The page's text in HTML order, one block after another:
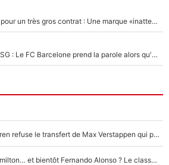
Kylian Mbappé lâche Nike pour un très gros contrat : Une marque «inattendue» va frapper très fort
Ferran Torres a dit oui au PSG : Le FC Barcelone prend la parole alors qu'un transfert de l'attaquant espagnol prend forme
F1 - Une légende de McLaren refuse le transfert de Max Verstappen qui pourrait «faire des vagues» et plomber l'ambiance dans l'équipe
Max Verstappen, Lewis Hamilton… et bientôt Fernando Alonso ? Le classement des pilotes les mieux payés en Formule 1 risque de changer !